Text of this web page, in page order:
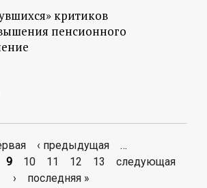
критиков
пенсионного
‹ предыдущая
…
9 10 11 12 13
следующая
›
последняя »